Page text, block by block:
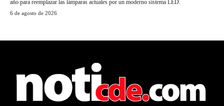
año para reemplazar las lámparas actuales por un moderno sistema LED.
6 de agosto de 2026